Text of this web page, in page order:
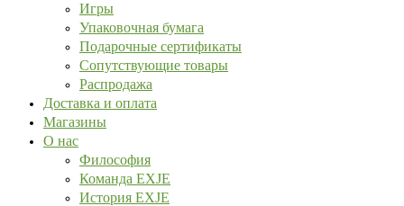
Игры
Упаковочная бумага
Подарочные сертификаты
Сопутствующие товары
Распродажа
Доставка и оплата
Магазины
О нас
Философия
Команда EXJE
История EXJE